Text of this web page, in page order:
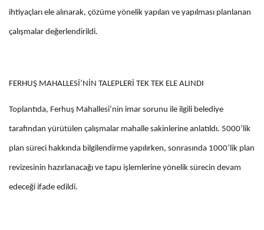
ihtiyaçları ele alınarak, çözüme yönelik yapılan ve yapılması planlanan
çalışmalar değerlendirildi.
FERHUŞ MAHALLESİ’NİN TALEPLERİ TEK TEK ELE ALINDI
Toplantıda, Ferhuş Mahallesi’nin imar sorunu ile ilgili belediye
tarafından yürütülen çalışmalar mahalle sakinlerine anlatıldı. 5000’lik
plan süreci hakkında bilgilendirme yapılırken, sonrasında 1000’lik plan
revizesinin hazırlanacağı ve tapu işlemlerine yönelik sürecin devam
edeceği ifade edildi.